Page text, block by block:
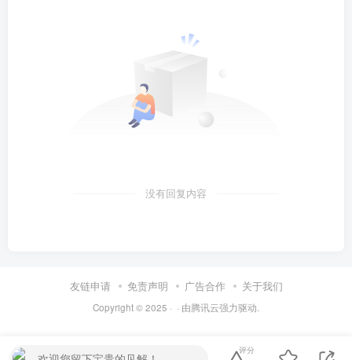
没有回复内容
友链申请 免责声明 广告合作 关于我们
Copyright © 2025 · · 由腾讯云强力驱动.
评分